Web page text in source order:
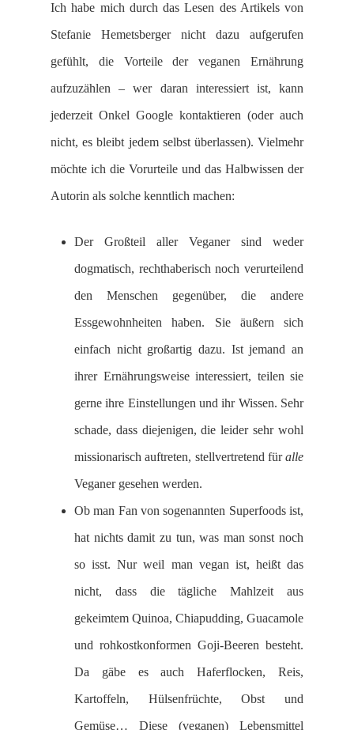
Ich habe mich durch das Lesen des Artikels von
Stefanie Hemetsberger nicht dazu aufgerufen
gefühlt, die Vorteile der veganen Ernährung
aufzuzählen – wer daran interessiert ist, kann
jederzeit Onkel Google kontaktieren (oder auch
nicht, es bleibt jedem selbst überlassen). Vielmehr
möchte ich die Vorurteile und das Halbwissen der
Autorin als solche kenntlich machen:
Der Großteil aller Veganer sind weder
dogmatisch, rechthaberisch noch verurteilend
den Menschen gegenüber, die andere
Essgewohnheiten haben. Sie äußern sich
einfach nicht großartig dazu. Ist jemand an
ihrer Ernährungsweise interessiert, teilen sie
gerne ihre Einstellungen und ihr Wissen. Sehr
schade, dass diejenigen, die leider sehr wohl
missionarisch auftreten, stellvertretend füralle
Veganer gesehen werden.
Ob man Fan von sogenannten Superfoods ist,
hat nichts damit zu tun, was man sonst noch
so isst. Nur weil man vegan ist, heißt das
nicht, dass die tägliche Mahlzeit aus
gekeimtem Quinoa, Chiapudding, Guacamole
und rohkostkonformen Goji-Beeren besteht.
Da gäbe es auch Haferflocken, Reis,
Kartoffeln, Hülsenfrüchte, Obst und
Gemüse… Diese (veganen) Lebensmittel